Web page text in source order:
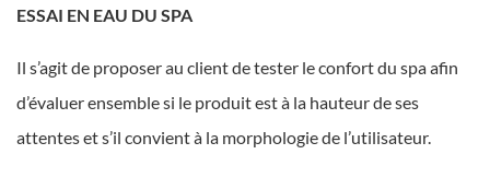
ESSAI EN EAU DU SPA
Il s’agit de proposer au client de tester le confort du spa afin
d’évaluer ensemble si le produit est à la hauteur de ses
attentes et s’il convient à la morphologie de l’utilisateur.